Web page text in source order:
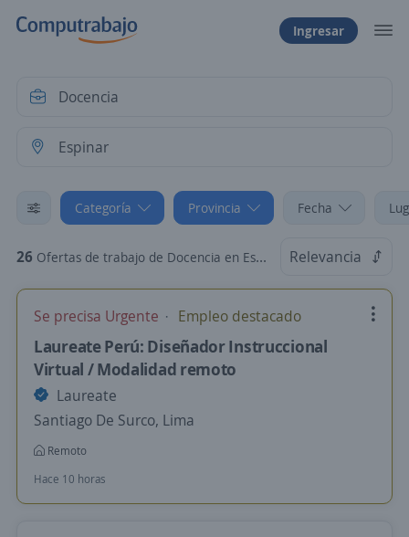
Ingresar
Categoría Provincia Fecha
26 Ofertas de trabajo de Docencia en Espinar, Cusco Relevancia
Se precisa Urgente Empleo destacado
Laureate Perú: Diseñador Instruccional
Virtual / Modalidad remoto
Laureate
Santiago De Surco, Lima
Remoto
Hace 10 horas